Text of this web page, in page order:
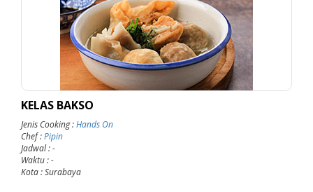
KELAS BAKSO
Jenis Cooking:Hands On
Chef:Pipin
Jadwal: -
Waktu: -
Kota: Surabaya